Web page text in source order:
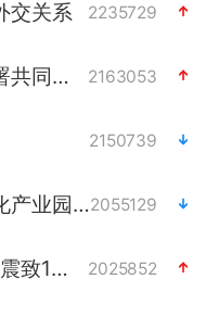
交关系 2235729
沙特土耳其巴基斯坦签署共同防务协议 2163053
2150739
全球首个长时储能一体化产业园量产2055129
四川宜宾市高县4.9级地震致1人死亡 2025852